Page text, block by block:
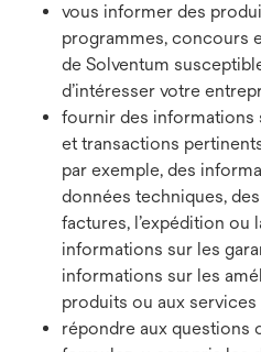
vous informer des
programmes, concours
de Solventum
d’intéresser votre
fournir des informations
et transactions
par exemple, des
données techniques,
factures, l’expédition ou
informations sur les
informations sur les
produits ou aux services
répondre aux questions